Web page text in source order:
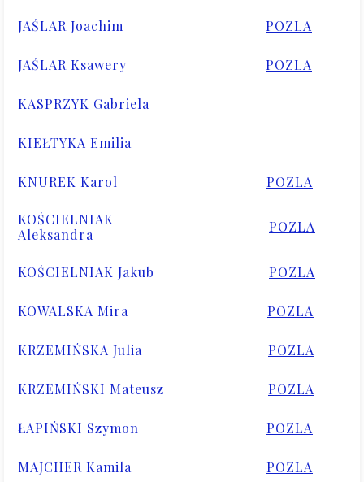
JAŚLAR Joachim POZLA
JAŚLAR Ksawery POZLA
KASPRZYK Gabriela
KIEŁTYKA Emilia
KNUREK Karol POZLA
KOŚCIELNIAK
Aleksandra
POZLA
KOŚCIELNIAK Jakub POZLA
KOWALSKA Mira POZLA
KRZEMIŃSKA Julia POZLA
KRZEMIŃSKI Mateusz POZLA
ŁAPIŃSKI Szymon POZLA
MAJCHER Kamila POZLA